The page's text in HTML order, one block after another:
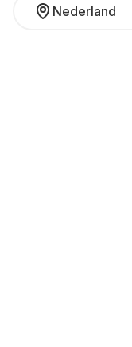
Nederland